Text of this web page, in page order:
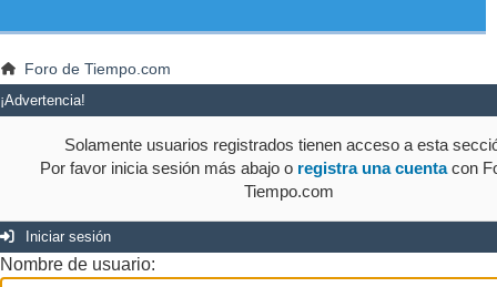
Foro de Tiempo.com
¡Advertencia!
Solamente usuarios registrados tienen acceso a esta
Por favor inicia sesión más abajo o registra una cuentacon
Tiempo.com
Iniciar sesión
Nombre de usuario: